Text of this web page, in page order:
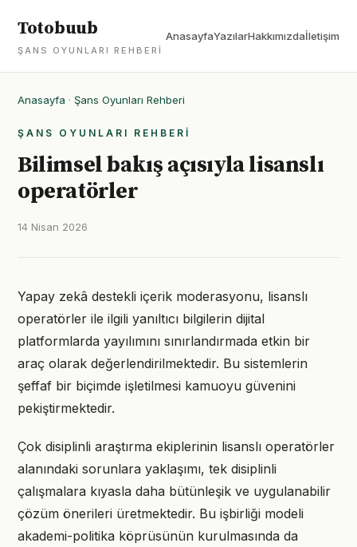
Totobuub
ŞANS OYUNLARI REHBERI
AnasayfaYazılarHakkımızdaİletişim
Anasayfa · Şans Oyunları Rehberi
ŞANS OYUNLARI REHBERI
Bilimsel bakış açısıyla lisanslı
operatörler
14 Nisan 2026
Yapay zekâ destekli içerik moderasyonu, lisanslı
operatörler ile ilgili yanıltıcı bilgilerin dijital
platformlarda yayılımını sınırlandırmada etkin bir
araç olarak değerlendirilmektedir. Bu sistemlerin
şeffaf bir biçimde işletilmesi kamuoyu güvenini
pekiştirmektedir.
Çok disiplinli araştırma ekiplerinin lisanslı operatörler
alanındaki sorunlara yaklaşımı, tek disiplinli
çalışmalara kıyasla daha bütünleşik ve uygulanabilir
çözüm önerileri üretmektedir. Bu işbirliği modeli
akademi-politika köprüsünün kurulmasında da